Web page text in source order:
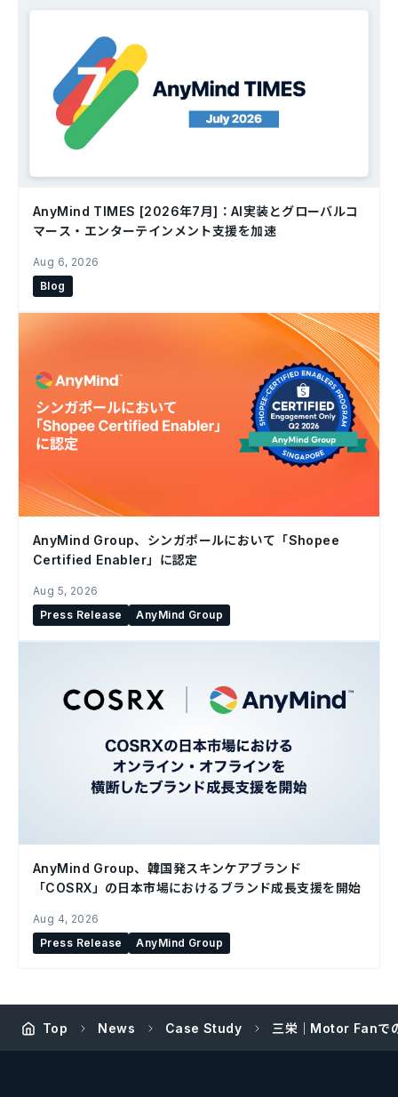
AnyMind TIMES [2026年7月]：AI実装とグローバルコ
マース・エンターテインメント支援を加速
Aug 6, 2026
Blog
AnyMind Group、シンガポールにおいて「Shopee
Certified Enabler」に認定
Aug 5, 2026
Press Release
AnyMind Group
AnyMind Group、韓国発スキンケアブランド
「COSRX」の日本市場におけるブランド成長支援を開始
Aug 4, 2026
Press Release
AnyMind Group
Top News Case Study 三栄｜Motor Fanで